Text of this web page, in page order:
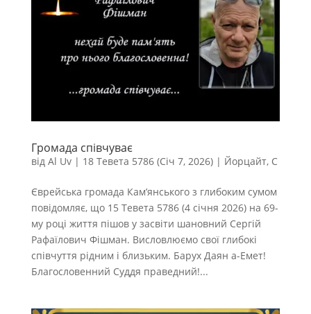
Громада співчуває
від Al Uv| 18 Тевета 5786 (Січ 7, 2026)| Йорцайт, С
Єврейська громада Кам’янського з глибоким сумом
повідомляє, що 15 Тевета 5786 (4 січня 2026) на 69-
му році життя пішов у засвіти шановний Сергій
Рафаїлович Фішман. Висловлюємо свої глибокі
співчуття рідним і близьким. Барух Даян а-Емет!
Благословенний Суддя праведний!...